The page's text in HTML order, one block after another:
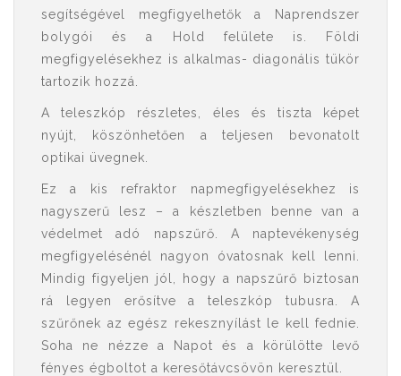
segítségével megfigyelhetők a Naprendszer
bolygói és a Hold felülete is. Földi
megfigyelésekhez is alkalmas- diagonális tükör
tartozik hozzá.
A teleszkóp részletes, éles és tiszta képet
nyújt, köszönhetően a teljesen bevonatolt
optikai üvegnek.
Ez a kis refraktor napmegfigyelésekhez is
nagyszerű lesz – a készletben benne van a
védelmet adó napszűrő. A naptevékenység
megfigyelésénél nagyon óvatosnak kell lenni.
Mindig figyeljen jól, hogy a napszűrő biztosan
rá legyen erősítve a teleszkóp tubusra. A
szűrőnek az egész rekesznyílást le kell fednie.
Soha ne nézze a Napot és a körülötte levő
fényes égboltot a keresőtávcsövön keresztül.